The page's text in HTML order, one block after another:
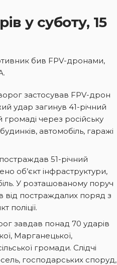
у суботу, 15
бив FPV-дронами,
застосував FPV-дрон
удар загинув 41-річний
громаді через російську
автомобіль, гаражі
51-річний
об’єкт інфраструктури,
У розташованому поруч
від постраждалих поряд з
поліції.
завдав понад 70 ударів
Марганецької,
громади. Слідчі
господарських споруд,